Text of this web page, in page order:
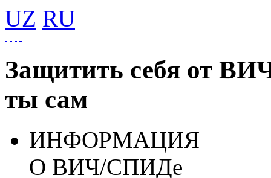
UZ RU
Защитить себя от
ты сам
ИНФОРМАЦИЯ
О ВИЧ/СПИДе